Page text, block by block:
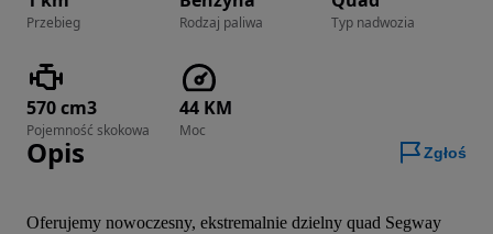
Przebieg Rodzaj paliwa Typ nadwozia
570 cm3
Pojemność skokowa
44 KM
Moc
Opis Zgłoś
Oferujemy nowoczesny, ekstremalnie dzielny quad Segway